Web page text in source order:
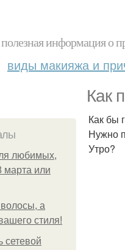
полезная информация о
виды макияжа и
Как
любимых,
марта или
а
стиля!
сетевой
Как бы
Нужно
Утро?